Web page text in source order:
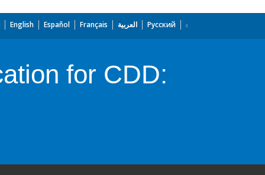
English Español Français العربية Русский
for CDD: